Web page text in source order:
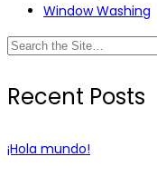
Window Washing
Search
Recent Posts
¡Hola mundo!